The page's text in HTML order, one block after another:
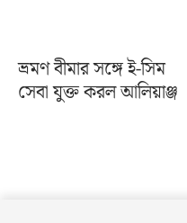
ভ্রমণ বীমার সঙ্গে ই-সিম
সেবা যুক্ত করল আলিয়াঞ্জ